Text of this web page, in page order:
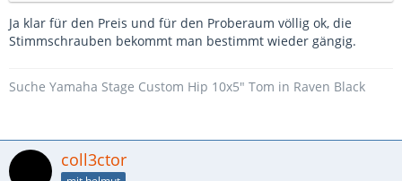
Ja klar für den Preis und für den Proberaum völlig ok, die
Stimmschrauben bekommt man bestimmt wieder gängig.
Suche Yamaha Stage Custom Hip 10x5" Tom in Raven Black
coll3ctor